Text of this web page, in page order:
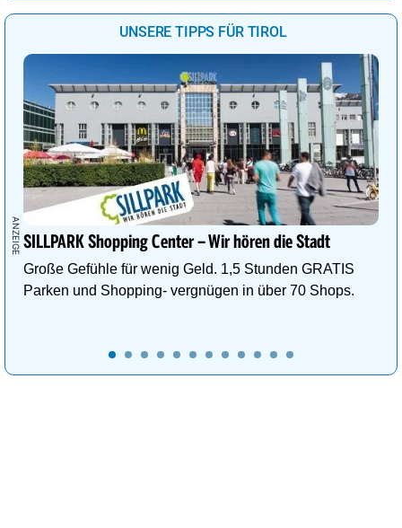
UNSERE TIPPS FÜR TIROL
SILLPARK Shopping Center – Wir hören die Stadt
Große Gefühle für wenig Geld. 1,5 Stunden GRATIS
Parken und Shopping- vergnügen in über 70 Shops.